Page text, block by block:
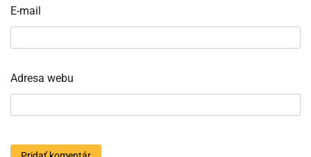
E-mail
Adresa webu